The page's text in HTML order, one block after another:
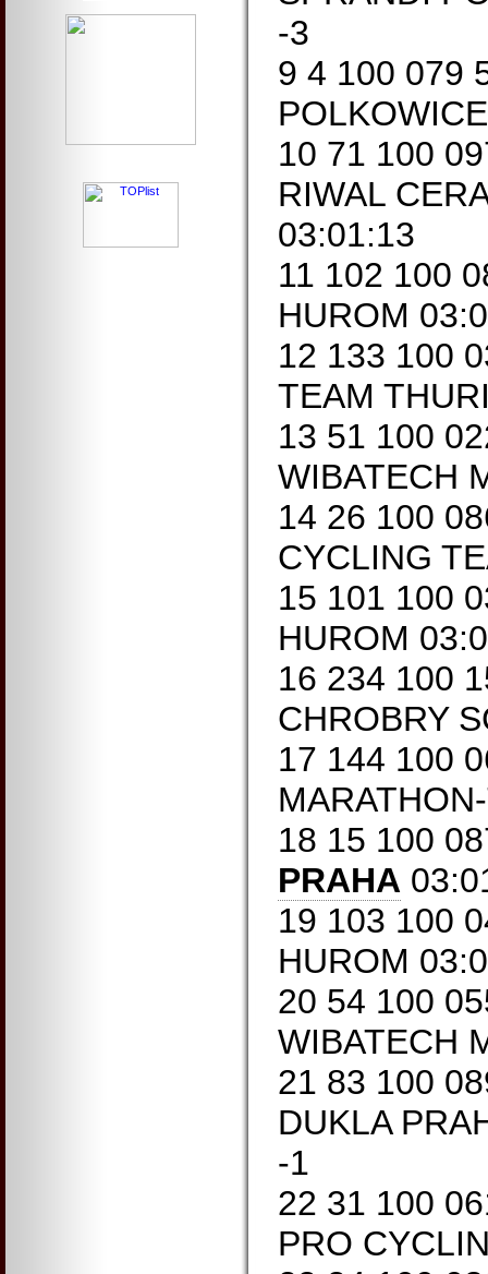
-3
9 4 100 079
10 71 100
RIWAL
03:01:13
11 102 100
HUROM
12 133 100
TEAM
13 51 100
WIBATECH
14 26 100
CYCLING
15 101 100
HUROM
16 234 100
CHROBRY
17 144 100
18 15 100
PRAHA
19 103 100
HUROM
20 54 100
WIBATECH
21 83 100
DUKLA
-1
22 31 100
PRO